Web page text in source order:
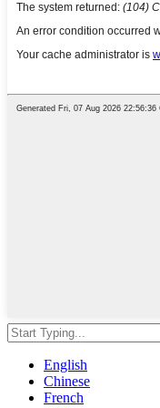
English
Chinese
French